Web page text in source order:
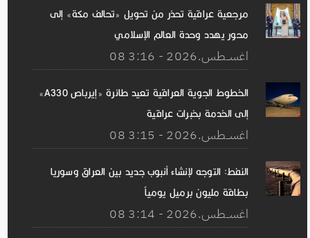
مرجعية عراقية تحذر من تحويل «تحالف مكة» إلى
محور يهدد وحدة العالم الإسلامي
08 اغســطس.2026 - 3:16
الخطوط الجوية العراقية تعيد طائرة «إيرباص A330»
إلى الخدمة بخبرات عراقية
08 اغســطس.2026 - 3:15
النفط: التوجه لإنشاء أنبوب جديد بين العراق وسوريا
بطاقة مليون برميل يومياً
08 اغســطس.2026 - 3:14